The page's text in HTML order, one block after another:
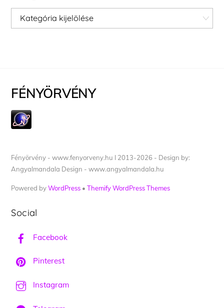
Kategóriák
FÉNYÖRVÉNY
Fényörvény - www.fenyorveny.hu I 2013-2026 - Design by:
Angyalmandala Design - www.angyalmandala.hu
Powered byWordPress •Themify WordPress Themes
Social
Facebook
Pinterest
Instagram